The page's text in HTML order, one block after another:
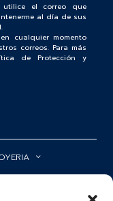
utilice el correo que
al día de sus
cualquier momento
correos. Para más
de Protección y